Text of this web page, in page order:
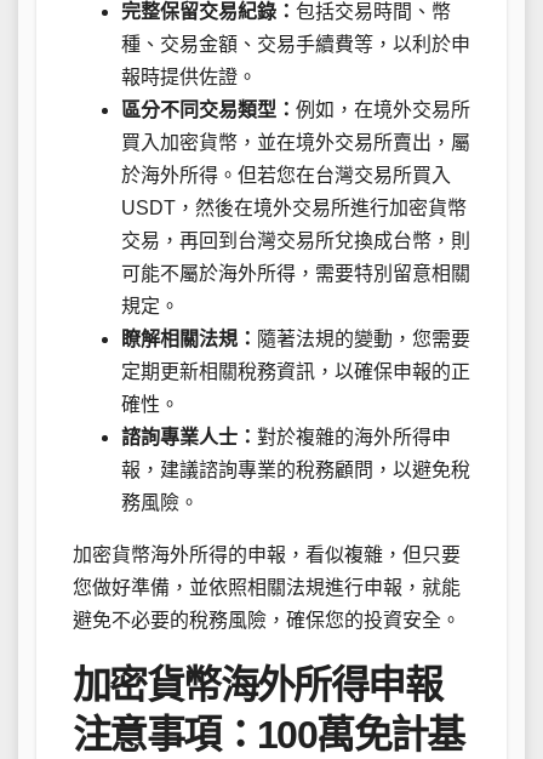
完整保留交易紀錄： 包括交易時間、幣
種、交易金額、交易手續費等，以利於申
報時提供佐證。
區分不同交易類型： 例如，在境外交易所
買入加密貨幣，並在境外交易所賣出，屬
於海外所得。但若您在台灣交易所買入
USDT，然後在境外交易所進行加密貨幣
交易，再回到台灣交易所兌換成台幣，則
可能不屬於海外所得，需要特別留意相關
規定。
瞭解相關法規： 隨著法規的變動，您需要
定期更新相關稅務資訊，以確保申報的正
確性。
諮詢專業人士： 對於複雜的海外所得申
報，建議諮詢專業的稅務顧問，以避免稅
務風險。
加密貨幣海外所得的申報，看似複雜，但只要
您做好準備，並依照相關法規進行申報，就能
避免不必要的稅務風險，確保您的投資安全。
加密貨幣海外所得申報
注意事項：100萬免計基